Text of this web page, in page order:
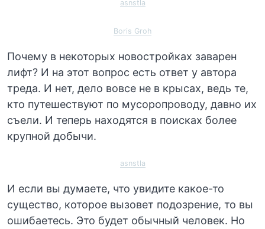
asnstla
Boris Groh
Почему в некоторых новостройках заварен
лифт? И на этот вопрос есть ответ у автора
треда. И нет, дело вовсе не в крысах, ведь те,
кто путешествуют по мусоропроводу, давно их
съели. И теперь находятся в поисках более
крупной добычи.
asnstla
И если вы думаете, что увидите какое-то
существо, которое вызовет подозрение, то вы
ошибаетесь. Это будет обычный человек. Но